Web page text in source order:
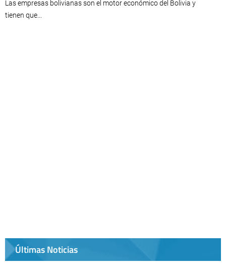
Las empresas bolivianas son el motor económico del Bolivia y
tienen que...
Últimas Noticias